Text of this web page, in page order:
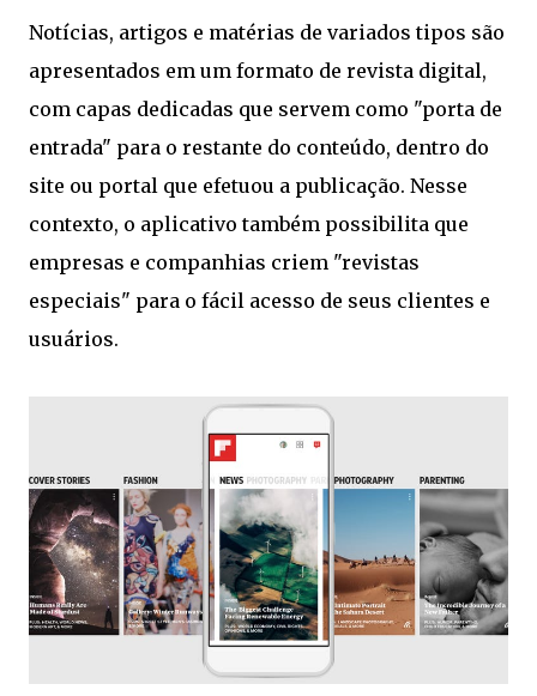
Notícias, artigos e matérias de variados tipos são
apresentados em um formato de revista digital,
com capas dedicadas que servem como "porta de
entrada" para o restante do conteúdo, dentro do
site ou portal que efetuou a publicação. Nesse
contexto, o aplicativo também possibilita que
empresas e companhias criem "revistas
especiais" para o fácil acesso de seus clientes e
usuários.